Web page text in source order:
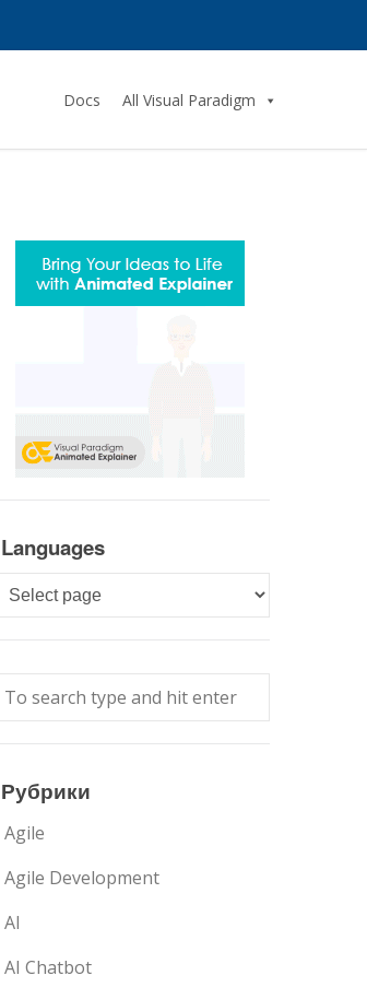
Docs All Visual Paradigm
Languages
Languages
Рубрики
Agile
Agile Development
AI
AI Chatbot